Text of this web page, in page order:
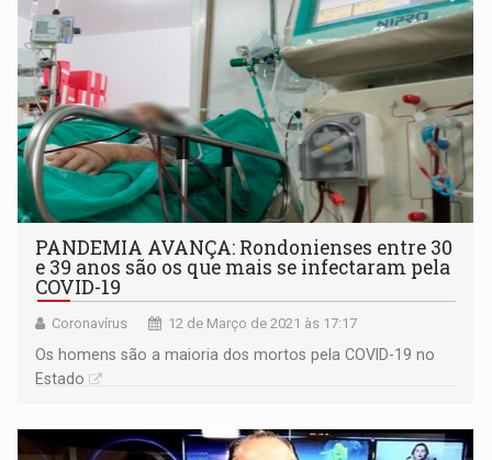
PANDEMIA AVANÇA: Rondonienses entre 30
e 39 anos são os que mais se infectaram pela
COVID-19
Coronavírus 12 de Março de 2021 às 17:17
Os homens são a maioria dos mortos pela COVID-19 no
Estado